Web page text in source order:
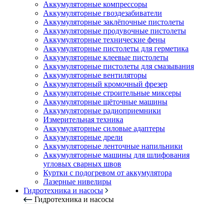
Аккумуляторные компрессоры
Аккумуляторные гвоздезабиватели
Аккумуляторные заклёпочные пистолеты
Аккумуляторные продувочные пистолеты
Аккумуляторные технические фены
Аккумуляторные пистолеты для герметика
Аккумуляторные клеевые пистолеты
Аккумуляторные пистолеты для смазывания
Аккумуляторные вентиляторы
Аккумуляторный кромочный фрезер
Аккумуляторные строительные миксеры
Аккумуляторные щёточные машины
Аккумуляторные радиоприемники
Измерительная техника
Аккумуляторные силовые адаптеры
Аккумуляторные дрели
Аккумуляторные ленточные напильники
Аккумуляторные машины для шлифования
угловых сварных швов
Куртки с подогревом от аккумулятора
Лазерные нивелиры
Гидротехника и насосы
Гидротехника и насосы